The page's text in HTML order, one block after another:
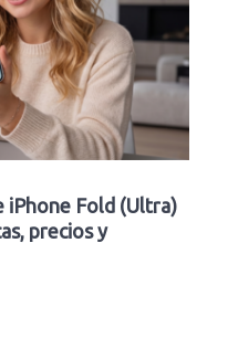
iPhone Fold (Ultra)
precios y